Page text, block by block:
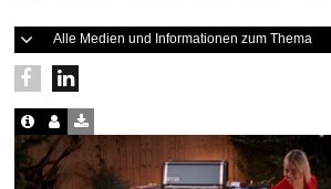
Alle Medien und Informationen zum Thema